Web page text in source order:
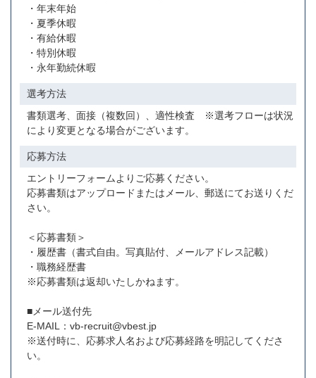
・年末年始
・夏季休暇
・有給休暇
・特別休暇
・永年勤続休暇
選考方法
書類選考、面接（複数回）、適性検査 ※選考フローは状況
により変更となる場合がございます。
応募方法
エントリーフォームよりご応募ください。
応募書類はアップロードまたはメール、郵送にてお送りくだ
さい。
＜応募書類＞
・履歴書（書式自由。写真貼付、メールアドレス記載）
・職務経歴書
※応募書類は返却いたしかねます。
■メール送付先
E-MAIL：vb-recruit@vbest.jp
※送付時に、応募求人名および応募経路を明記してくださ
い。